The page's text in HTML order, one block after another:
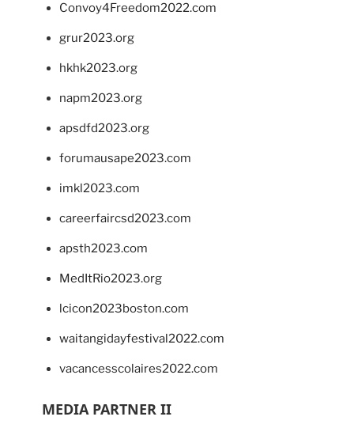
Convoy4Freedom2022.com
grur2023.org
hkhk2023.org
napm2023.org
apsdfd2023.org
forumausape2023.com
imkl2023.com
careerfaircsd2023.com
apsth2023.com
MedItRio2023.org
lcicon2023boston.com
waitangidayfestival2022.com
vacancesscolaires2022.com
MEDIA PARTNER II